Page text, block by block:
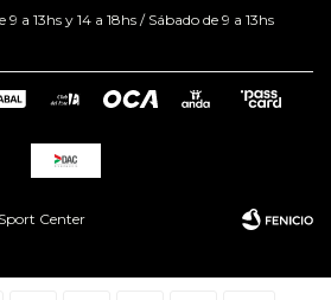
9 a 13hs y 14 a 18hs / Sábado de 9 a 13hs
Center